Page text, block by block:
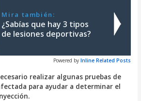
Mira también:
¿Sabías que hay 3 tipos
de lesiones deportivas?
Powered by Inline Related Posts
realizar algunas pruebas de
para ayudar a determinar el